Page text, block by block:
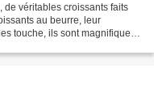
de véritables croissants faits
au beurre, leur
touche, ils sont magnifiques